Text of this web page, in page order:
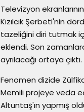
Televizyon
Kızılcık Şerbeti'nin
tazeliğini diri tutmak
eklendi. Son
ayrılacağı ortaya çıktı.
Fenomen dizide
Memili projeye veda
Altuntaş'ın yapmış